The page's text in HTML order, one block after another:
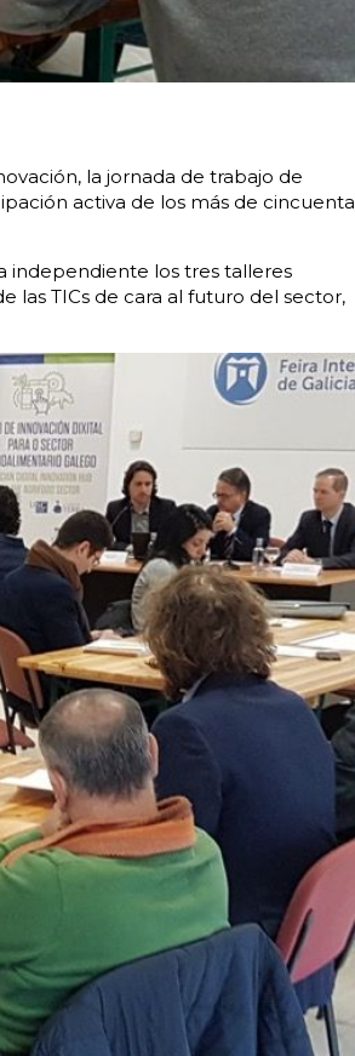
la jornada de trabajo de
activa de los más de cincuenta
independiente los tres talleres
las TICs de cara al futuro del sector,